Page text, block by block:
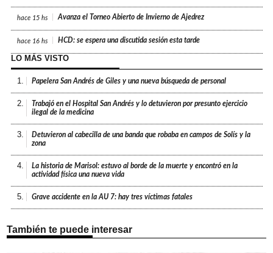
hace 15 hs Avanza el Torneo Abierto de Invierno de Ajedrez
hace 16 hs HCD: se espera una discutida sesión esta tarde
LO MÁS VISTO
1. Papelera San Andrés de Giles y una nueva búsqueda de personal
2.
Trabajó en el Hospital San Andrés y lo detuvieron por presunto ejercicio
ilegal de la medicina
3.
Detuvieron al cabecilla de una banda que robaba en campos de Solís y la
zona
4.
La historia de Marisol: estuvo al borde de la muerte y encontró en la
actividad física una nueva vida
5. Grave accidente en la AU 7: hay tres víctimas fatales
También te puede interesar